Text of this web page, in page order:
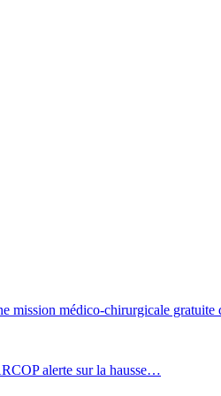
mission médico-chirurgicale gratuite
alerte sur la hausse…